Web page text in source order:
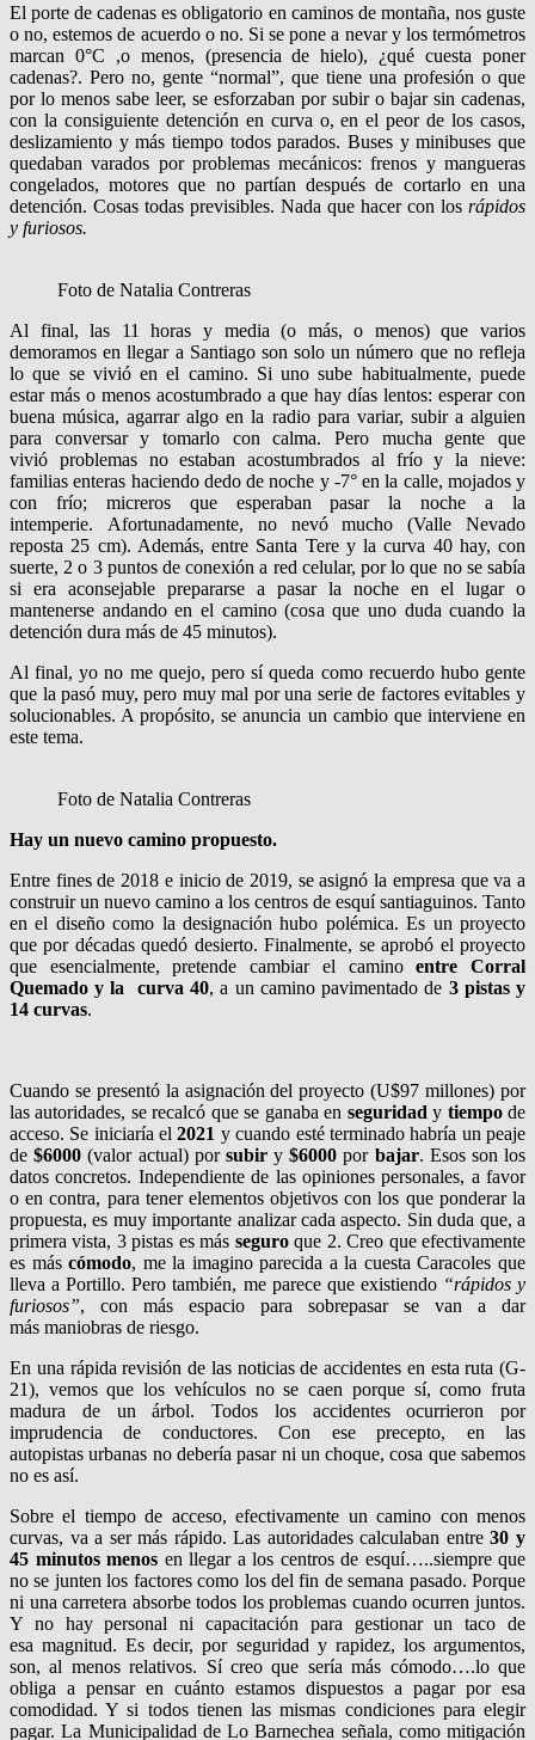
El porte de cadenas es obligatorio en caminos de montaña, nos guste
o no, estemos de acuerdo o no. Si se pone a nevar y los termómetros
marcan 0°C ,o menos, (presencia de hielo), ¿qué cuesta poner
cadenas?. Pero no, gente “normal”, que tiene una profesión o que
por lo menos sabe leer, se esforzaban por subir o bajar sin cadenas,
con la consiguiente detención en curva o, en el peor de los casos,
deslizamiento y más tiempo todos parados. Buses y minibuses que
quedaban varados por problemas mecánicos: frenos y mangueras
congelados, motores que no partían después de cortarlo en una
detención. Cosas todas previsibles. Nada que hacer con los rápidos
y furiosos.
Foto de Natalia Contreras
Al final, las 11 horas y media (o más, o menos) que varios
demoramos en llegar a Santiago son solo un número que no refleja
lo que se vivió en el camino. Si uno sube habitualmente, puede
estar más o menos acostumbrado a que hay días lentos: esperar con
buena música, agarrar algo en la radio para variar, subir a alguien
para conversar y tomarlo con calma. Pero mucha gente que
vivió problemas no estaban acostumbrados al frío y la nieve:
familias enteras haciendo dedo de noche y -7° en la calle, mojados y
con frío; micreros que esperaban pasar la noche a la
intemperie. Afortunadamente, no nevó mucho (Valle Nevado
reposta 25 cm). Además, entre Santa Tere y la curva 40 hay, con
suerte, 2 o 3 puntos de conexión a red celular, por lo que no se sabía
si era aconsejable prepararse a pasar la noche en el lugar o
mantenerse andando en el camino (cosa que uno duda cuando la
detención dura más de 45 minutos).
Al final, yo no me quejo, pero sí queda como recuerdo hubo gente
que la pasó muy, pero muy mal por una serie de factores evitables y
solucionables. A propósito, se anuncia un cambio que interviene en
este tema.
Foto de Natalia Contreras
Hay un nuevo camino propuesto.
Entre fines de 2018 e inicio de 2019, se asignó la empresa que va a
construir un nuevo camino a los centros de esquí santiaguinos. Tanto
en el diseño como la designación hubo polémica. Es un proyecto
que por décadas quedó desierto. Finalmente, se aprobó el proyecto
que esencialmente, pretende cambiar el caminoentre Corral
Quemado y la curva 40, a un camino pavimentado de 3 pistas y
14 curvas.
Cuando se presentó la asignación del proyecto (U$97 millones) por
las autoridades, se recalcó que se ganaba en seguridad y tiempode
acceso. Se iniciaría el2021 y cuando esté terminado habría un peaje
de$6000 (valor actual) por subiry$6000 por bajar. Esos son los
datos concretos. Independiente de las opiniones personales, a favor
o en contra, para tener elementos objetivos con los que ponderar la
propuesta, es muy importante analizar cada aspecto. Sin duda que, a
primera vista, 3 pistas es más seguroque 2. Creo que efectivamente
es máscómodo, me la imagino parecida a la cuesta Caracoles que
lleva a Portillo. Pero también, me parece que existiendo “rápidos y
furiosos”, con más espacio para sobrepasar se van a dar
más maniobras de riesgo.
En una rápida revisión de las noticias de accidentes en esta ruta (G-
21), vemos que los vehículos no se caen porque sí, como fruta
madura de un árbol. Todos los accidentes ocurrieron por
imprudencia de conductores. Con ese precepto, en las
autopistas urbanas no debería pasar ni un choque, cosa que sabemos
no es así.
Sobre el tiempo de acceso, efectivamente un camino con menos
curvas, va a ser más rápido. Las autoridades calculaban entre30 y
45 minutos menos en llegar a los centros de esquí…..siempre que
no se junten los factores como los del fin de semana pasado. Porque
ni una carretera absorbe todos los problemas cuando ocurren juntos.
Y no hay personal ni capacitación para gestionar un taco de
esa magnitud. Es decir, por seguridad y rapidez, los argumentos,
son, al menos relativos. Sí creo que sería más cómodo….lo que
obliga a pensar en cuánto estamos dispuestos a pagar por esa
comodidad. Y si todos tienen las mismas condiciones para elegir
pagar. La Municipalidad de Lo Barnechea señala, como mitigación